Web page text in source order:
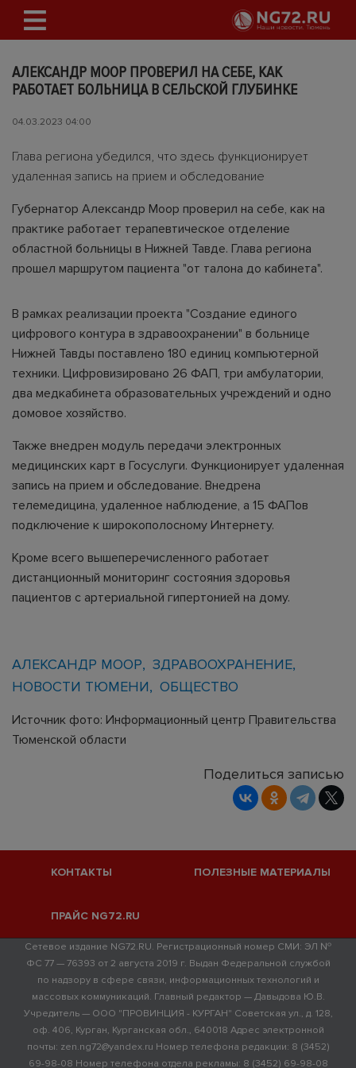
АЛЕКСАНДР МООР ПРОВЕРИЛ НА СЕБЕ, КАК
РАБОТАЕТ БОЛЬНИЦА В СЕЛЬСКОЙ ГЛУБИНКЕ
04.03.2023 04:00
Глава региона убедился, что здесь функционирует
удаленная запись на прием и обследование
Губернатор Александр Моор проверил на себе, как на
практике работает терапевтическое отделение
областной больницы в Нижней Тавде. Глава региона
прошел маршрутом пациента "от талона до кабинета".
В рамках реализации проекта "Создание единого
цифрового контура в здравоохранении" в больнице
Нижней Тавды поставлено 180 единиц компьютерной
техники. Цифровизировано 26 ФАП, три амбулатории,
два медкабинета образовательных учреждений и одно
домовое хозяйство.
Также внедрен модуль передачи электронных
медицинских карт в Госуслуги. Функционирует удаленная
запись на прием и обследование. Внедрена
телемедицина, удаленное наблюдение, а 15 ФАПов
подключение к широкополосному Интернету.
Кроме всего вышеперечисленного работает
дистанционный мониторинг состояния здоровья
пациентов с артериальной гипертонией на дому.
АЛЕКСАНДР МООР
ЗДРАВООХРАНЕНИЕ
НОВОСТИ ТЮМЕНИ
ОБЩЕСТВО
Источник фото: Информационный центр Правительства
Тюменской области
Поделиться записью
КОНТАКТЫ ПОЛЕЗНЫЕ МАТЕРИАЛЫ
ПРАЙС NG72.RU
Сетевое издание NG72.RU. Регистрационный номер СМИ: ЭЛ №
ФС 77 — 76393 от 2 августа 2019 г. Выдан Федеральной службой
по надзору в сфере связи, информационных технологий и
массовых коммуникаций. Главный редактор — Давыдова Ю.В.
Учредитель — ООО "ПРОВИНЦИЯ - КУРГАН" Советская ул., д. 128,
оф. 406, Курган, Курганская обл., 640018 Адрес электронной
почты: zen.ng72@yandex.ru Номер телефона редакции: 8 (3452)
69-98-08 Номер телефона отдела рекламы: 8 (3452) 69-98-08